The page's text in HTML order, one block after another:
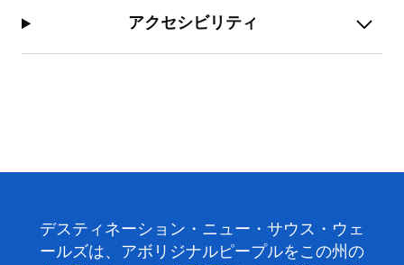
アクセシビリティ
デスティネーション・ニュー・サウス・ウェ
ールズは、アボリジナルピープルをこの州の